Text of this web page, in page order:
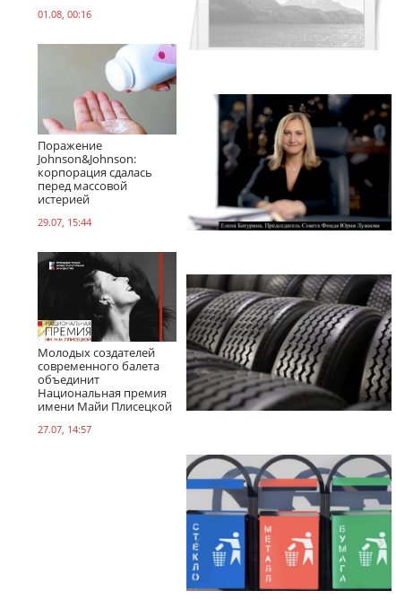
01.08, 00:16
Поражение
Johnson&Johnson:
корпорация сдалась
перед массовой
истерией
29.07, 15:44
Молодых создателей
современного балета
объединит
Национальная премия
имени Майи Плисецкой
27.07, 14:57